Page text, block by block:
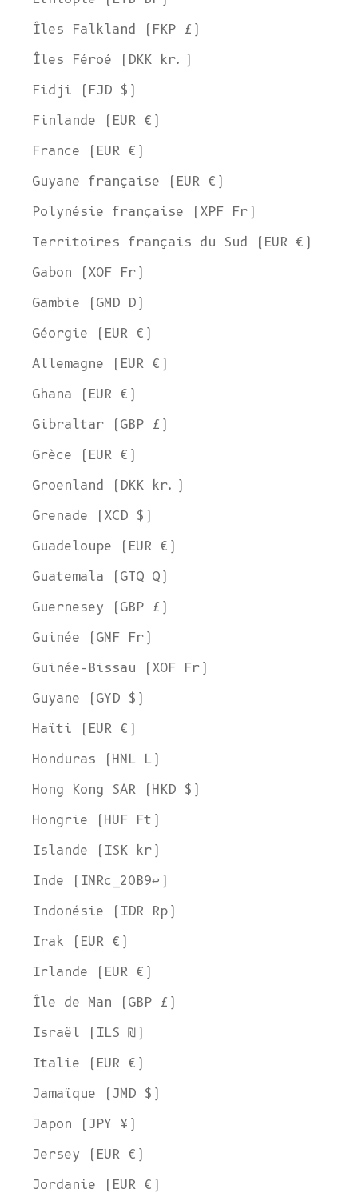
Îles Falkland (FKP £)
Îles Féroé (DKK kr.)
Fidji (FJD $)
Finlande (EUR €)
France (EUR €)
Guyane française (EUR €)
Polynésie française (XPF Fr)
Territoires français du Sud (EUR €)
Gabon (XOF Fr)
Gambie (GMD D)
Géorgie (EUR €)
Allemagne (EUR €)
Ghana (EUR €)
Gibraltar (GBP £)
Grèce (EUR €)
Groenland (DKK kr.)
Grenade (XCD $)
Guadeloupe (EUR €)
Guatemala (GTQ Q)
Guernesey (GBP £)
Guinée (GNF Fr)
Guinée-Bissau (XOF Fr)
Guyane (GYD $)
Haïti (EUR €)
Honduras (HNL L)
Hong Kong SAR (HKD $)
Hongrie (HUF Ft)
Islande (ISK kr)
Inde (INRc_20B9↩)
Indonésie (IDR Rp)
Irak (EUR €)
Irlande (EUR €)
Île de Man (GBP £)
Israël (ILS ₪)
Italie (EUR €)
Jamaïque (JMD $)
Japon (JPY ¥)
Jersey (EUR €)
Jordanie (EUR €)